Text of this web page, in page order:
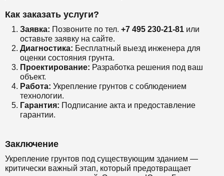
Как заказать услуги?
Заявка: Позвоните по тел. +7 495 230-21-81 или
оставьте заявку на сайте.
Диагностика: Бесплатный выезд инженера для
оценки состояния грунта.
Проектирование: Разработка решения под ваш
объект.
Работа: Укрепление грунтов с соблюдением
технологии.
Гарантия: Подписание акта и предоставление
гарантии.
Заключение
Укрепление грунтов под существующим зданием —
критически важный этап, который предотвращает